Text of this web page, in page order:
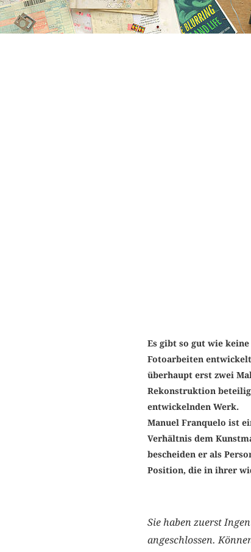
Es gibt so gut wie
Fotoarbeiten
überhaupt erst zwei
Rekonstruktion
entwickelnden Werk.
Manuel Franquelo ist
Verhältnis dem
bescheiden er als
Position, die in ihrer
Sie haben zuerst
angeschlossen.